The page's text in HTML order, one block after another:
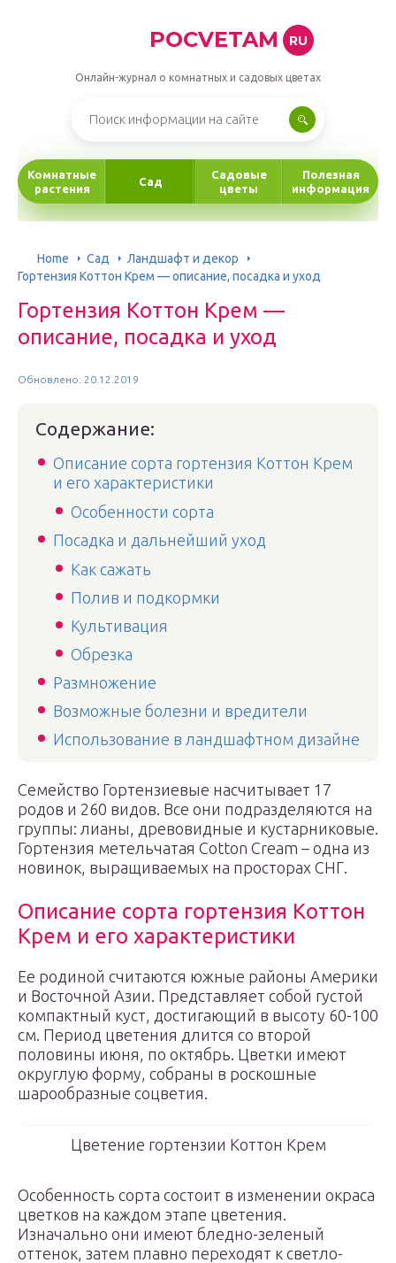
POCVETAM RU
Онлайн-журнал о комнатных и садовых цветах
Комнатные
растения
Сад
Садовые
цветы
Полезная
информация
Home Сад
Ландшафт и декор
Гортензия Коттон Крем — описание, посадка и уход
Гортензия Коттон Крем —
описание, посадка и уход
Обновлено: 20.12.2019
Содержание:
Описание сорта гортензия Коттон Крем
и его характеристики
Особенности сорта
Посадка и дальнейший уход
Как сажать
Полив и подкормки
Культивация
Обрезка
Размножение
Возможные болезни и вредители
Использование в ландшафтном дизайне
Семейство Гортензиевые насчитывает 17
родов и 260 видов. Все они подразделяются на
группы: лианы, древовидные и кустарниковые.
Гортензия метельчатая Cotton Cream – одна из
новинок, выращиваемых на просторах СНГ.
Описание сорта гортензия Коттон
Крем и его характеристики
Ее родиной считаются южные районы Америки
и Восточной Азии. Представляет собой густой
компактный куст, достигающий в высоту 60-100
см. Период цветения длится со второй
половины июня, по октябрь. Цветки имеют
округлую форму, собраны в роскошные
шарообразные соцветия.
Цветение гортензии Коттон Крем
Особенность сорта состоит в изменении окраса
цветков на каждом этапе цветения.
Изначально они имеют бледно-зеленый
оттенок, затем плавно переходят к светло-